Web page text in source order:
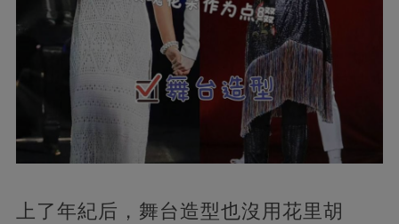
上了年紀后，舞台造型也沒用花里胡